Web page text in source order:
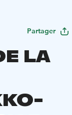
Partager
LA